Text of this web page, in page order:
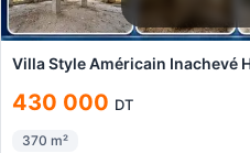
Villa Style Américain Inachevé
430 000 DT
370 m²